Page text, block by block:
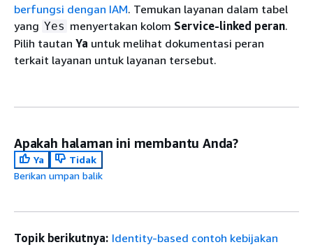
berfungsi dengan IAM. Temukan layanan dalam tabel
yang Yes menyertakan kolom Service-linked peran.
Pilih tautan Ya untuk melihat dokumentasi peran
terkait layanan untuk layanan tersebut.
Apakah halaman ini membantu Anda?
Ya
Tidak
Berikan umpan balik
Topik berikutnya: Identity-based contoh kebijakan